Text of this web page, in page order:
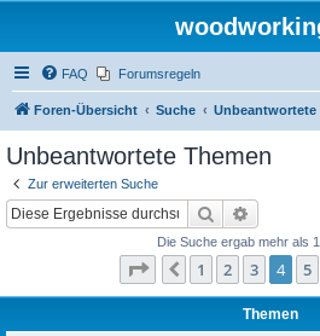
FAQ Forumsregeln
Foren-Übersicht Suche Unbeantwortete
Unbeantwortete Themen
Zur erweiterten Suche
Suche
Die Suche ergab mehr als
Seite von
Vorherige
1 2 3 4 5
Themen